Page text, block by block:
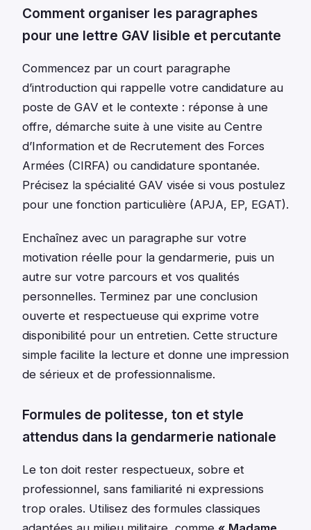
Comment organiser les paragraphes
pour une lettre GAV lisible et percutante
Commencez par un court paragraphe
d’introduction qui rappelle votre candidature au
poste de GAV et le contexte : réponse à une
offre, démarche suite à une visite au Centre
d’Information et de Recrutement des Forces
Armées (CIRFA) ou candidature spontanée.
Précisez la spécialité GAV visée si vous postulez
pour une fonction particulière (APJA, EP, EGAT).
Enchaînez avec un paragraphe sur votre
motivation réelle pour la gendarmerie, puis un
autre sur votre parcours et vos qualités
personnelles. Terminez par une conclusion
ouverte et respectueuse qui exprime votre
disponibilité pour un entretien. Cette structure
simple facilite la lecture et donne une impression
de sérieux et de professionnalisme.
Formules de politesse, ton et style
attendus dans la gendarmerie nationale
Le ton doit rester respectueux, sobre et
professionnel, sans familiarité ni expressions
trop orales. Utilisez des formules classiques